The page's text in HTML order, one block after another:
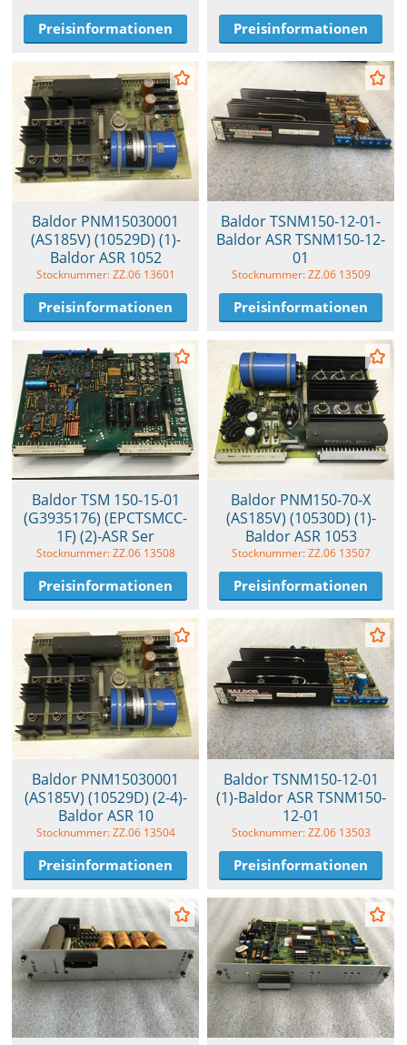
Preisinformationen Preisinformationen
Baldor PNM15030001
(AS185V) (10529D) (1)-
Baldor ASR 1052
Stocknummer: ZZ.06 13601
Preisinformationen
Baldor TSNM150-12-01-
Baldor ASR TSNM150-12-
01
Stocknummer: ZZ.06 13509
Preisinformationen
Baldor TSM 150-15-01
(G3935176) (EPCTSMCC-
1F) (2)-ASR Ser
Stocknummer: ZZ.06 13508
Preisinformationen
Baldor PNM150-70-X
(AS185V) (10530D) (1)-
Baldor ASR 1053
Stocknummer: ZZ.06 13507
Preisinformationen
Baldor PNM15030001
(AS185V) (10529D) (2-4)-
Baldor ASR 10
Stocknummer: ZZ.06 13504
Preisinformationen
Baldor TSNM150-12-01
(1)-Baldor ASR TSNM150-
12-01
Stocknummer: ZZ.06 13503
Preisinformationen